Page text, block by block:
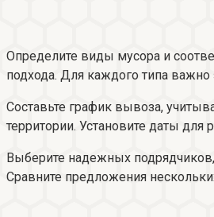
Определите виды мусора и
подхода. Для каждого типа важно
Составьте график вывоза,
территории. Установите даты для
Выберите надежных
Сравните предложения